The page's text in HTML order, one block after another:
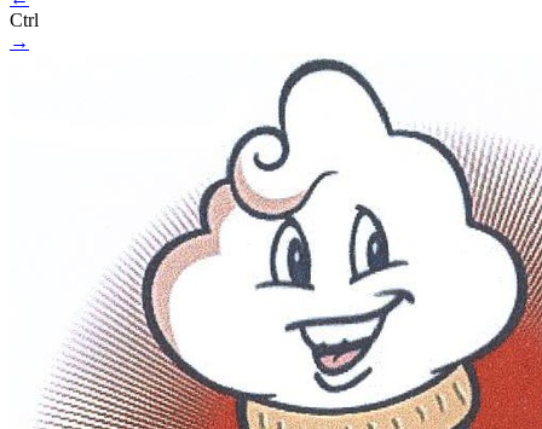
Ctrl
→